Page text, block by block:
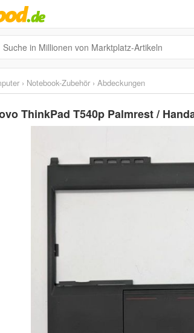
› Notebook-Zubehör › Abdeckungen
ThinkPad T540p Palmrest /